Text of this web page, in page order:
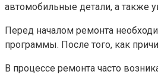
автомобильные детали, а также
Перед началом ремонта
программы. После того, как
В процессе ремонта часто